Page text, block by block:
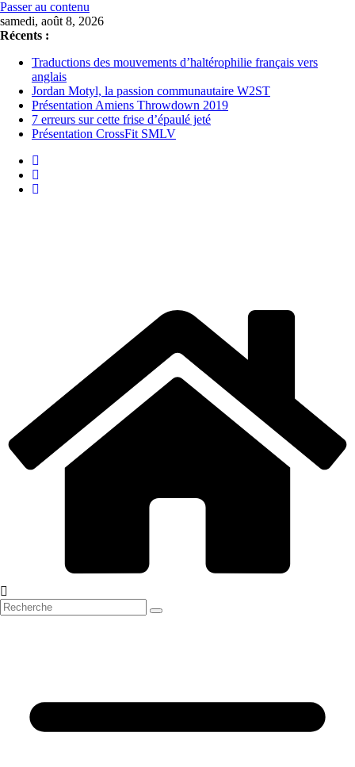
Passer au contenu
samedi, août 8, 2026
Récents :
Traductions des mouvements d’haltérophilie français vers
anglais
Jordan Motyl, la passion communautaire W2ST
Présentation Amiens Throwdown 2019
7 erreurs sur cette frise d’épaulé jeté
Présentation CrossFit SMLV